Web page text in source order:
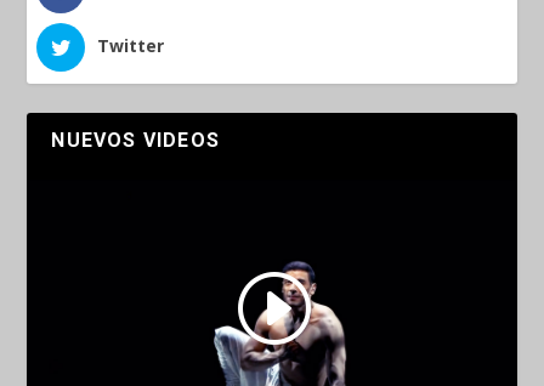
Twitter
NUEVOS VIDEOS